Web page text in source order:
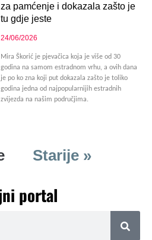
za pamćenje i dokazala zašto je
tu gdje jeste
24/06/2026
Mira Škorić je pjevačica koja je više od 30
godina na samom estradnom vrhu, a ovih dana
je po ko zna koji put dokazala zašto je toliko
godina jedna od najpopularnijih estradnih
zvijezda na našim područjima.
Starije »
portal